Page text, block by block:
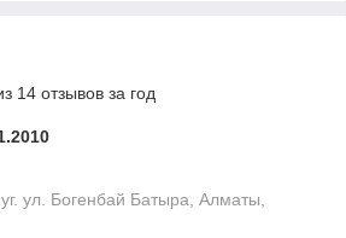
14 отзывов за год
ул. Богенбай Батыра, Алматы,